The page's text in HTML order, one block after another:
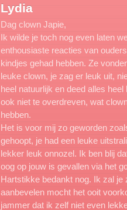
Lydia
Dag clown Japie,
Ik wilde je toch nog even laten
enthousiaste reacties van
kindjes gehad hebben. Ze
leuke clown, je zag er leuk uit,
heel natuurlijk en deed alles heel
ook niet te overdreven, wat
hebben.
Het is voor mij zo geworden
gehoopt, je had een leuke
lekker leuk onnozel. Ik ben blij
oog op jouw is gevallen via het
Hartstikke bedankt nog. Ik zal je
aanbevelen mocht het ooit
jammer dat ik zelf niet even